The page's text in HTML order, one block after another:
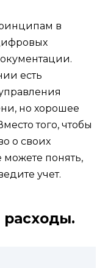
в
есть
но хорошее
того, чтобы
о своих
можете понять,
учет.
расходы.